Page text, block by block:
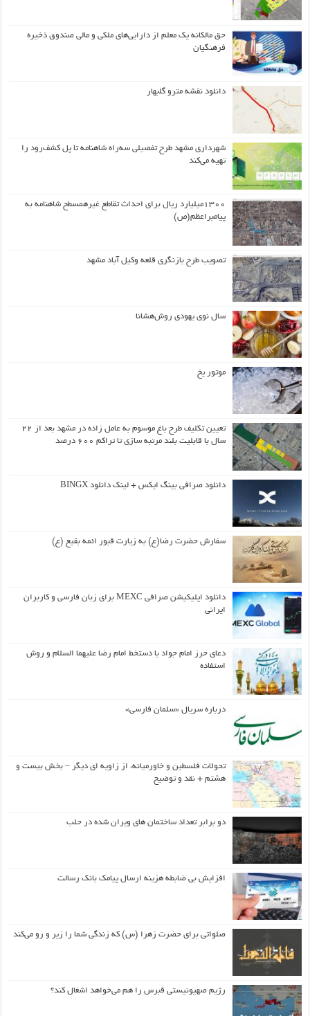
حق مالکانه یک معلم از دارایی‌های ملکی و مالی صندوق ذخیره
فرهنگیان
دانلود نقشه مترو گلبهار
شهرداری مشهد طرح تفصیلی سه‌راه شاهنامه تا پل کشف‌رود را
تهیه می‌کند
۱۳۰۰میلیارد ریال برای احداث تقاطع غیرهمسطح شاهنامه به
پیامبراعظم(ص)
تصویب طرح بازنگری قلعه وکیل آباد مشهد
سال نوی یهودی روش‌هشانا
موتور یخ
تعیین تکلیف طرح باغ موسوم به عامل زاده در مشهد بعد از ۲۲
سال با قابلیت بلند مرتبه سازی تا تراکم ۶۰۰ درصد
دانلود صرافی بینگ ایکس + لینک دانلود BINGX
سفارش حضرت رضا(ع) به زیارت قبور ائمه بقیع (ع)
دانلود اپلیکیشن صرافی MEXC برای زبان فارسی و کاربران
ایرانی
دعای حرز امام جواد با دستخط امام رضا علیهما السلام و روش
استفاده
درباره سریال «سلمان فارسی»
تحولات فلسطین و خاورمیانه، از زاویه ای دیگر – بخش بیست و
هشتم + نقد و توضیح
دو برابر تعداد ساختمان های ویران شده در حلب
افزایش بی ضابطه هزینه ارسال پیامک بانک رسالت
صلواتی برای حضرت زهرا (س) که زندگی شما را زیر و رو می‌کند
رژیم صهیونیستی قبرس را هم می‌خواهد اشغال کند؟